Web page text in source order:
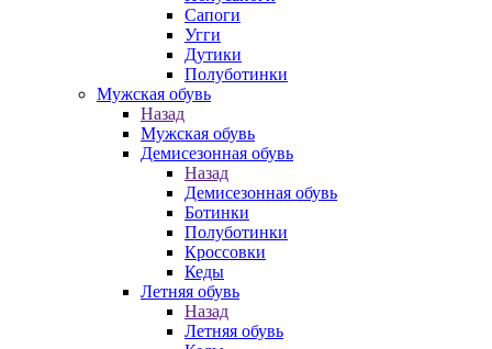
Сапоги
Угги
Дутики
Полуботинки
Мужская обувь
Назад
Мужская обувь
Демисезонная обувь
Назад
Демисезонная обувь
Ботинки
Полуботинки
Кроссовки
Кеды
Летняя обувь
Назад
Летняя обувь